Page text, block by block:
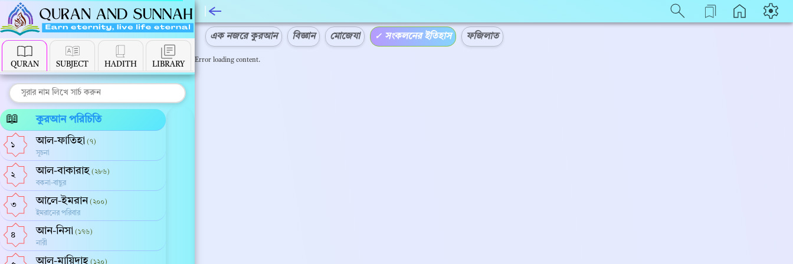
QURAN SUBJECT HADITH LIBRARY
📖 কুরআন পরিচিতি
১ আল-ফাতিহা (৭)
সূচনা
২ আল-বাকারাহ (২৮৬)
বকনা-বাছুর
৩ আলে-ইমরান (২০০)
ইমরানের পরিবার
৪ আন-নিসা (১৭৬)
নারী
আল-মায়িদাহ (১২০)
কুরআন পরিচিতি — এক নজরে আল-কুরআন
এক নজরে কুরআন বিজ্ঞান মোজেযা সংকলনের ইতিহাস ফজিলাত
Error loading content.